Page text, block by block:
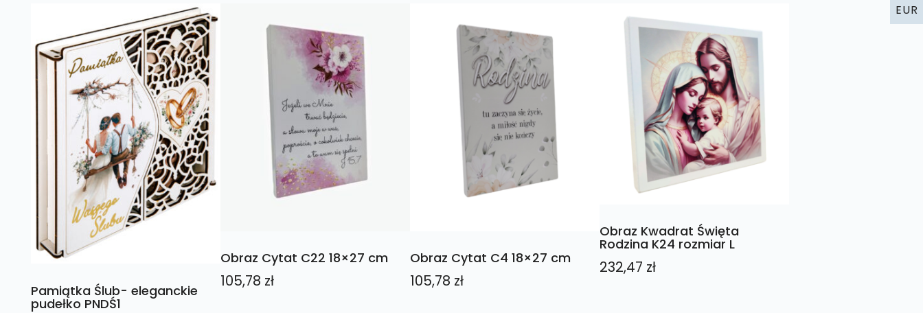
Pamiątka Ślub- eleganckie
pudełko PNDŚ1
Obraz Cytat C22 18×27 cm
105,78 zł
Obraz Cytat C4 18×27 cm
105,78 zł
Obraz Kwadrat Święta
Rodzina K24 rozmiar L
232,47 zł
EUR